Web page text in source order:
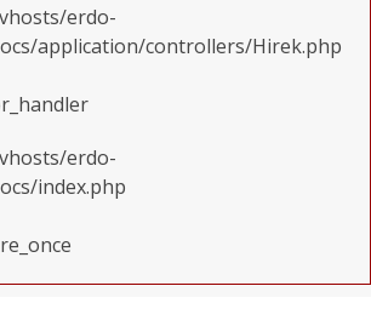
erdo-
application/controllers/Hirek.php
erdo-
index.php